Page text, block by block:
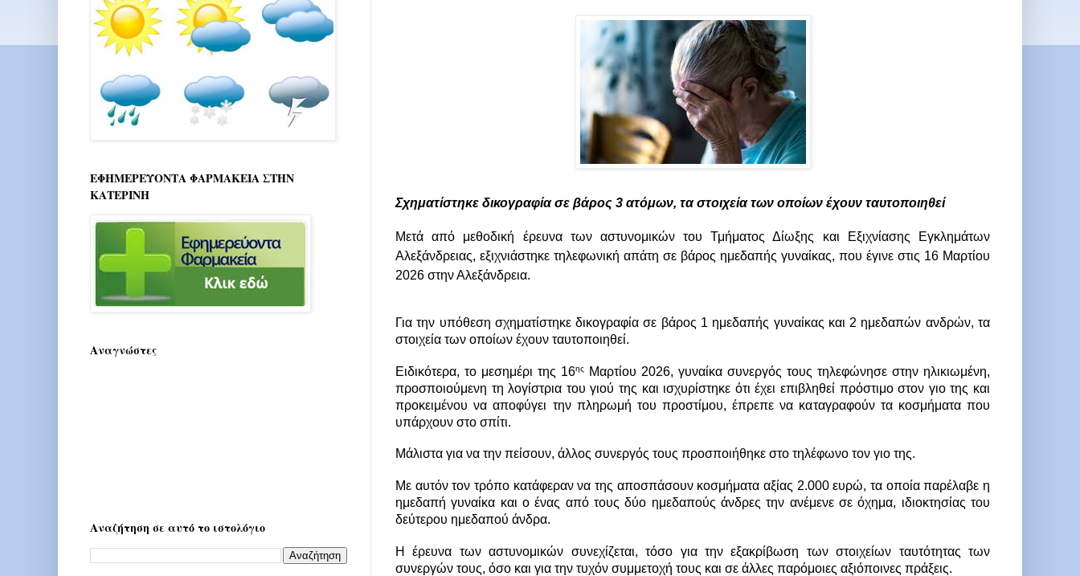
Σχηματίστηκε δικογραφία σε βάρος 3 ατόμων, τα στοιχεία των οποίων έχουν ταυτοποιηθεί
Μετά από μεθοδική έρευνα των αστυνομικών του Τμήματος Δίωξης και Εξιχνίασης Εγκλημάτων
Αλεξάνδρειας, εξιχνιάστηκε τηλεφωνική απάτη σε βάρος ημεδαπής γυναίκας, που έγινε στις 16 Μαρτίου
2026 στην Αλεξάνδρεια.
Για την υπόθεση σχηματίστηκε δικογραφία σε βάρος 1 ημεδαπής γυναίκας και 2 ημεδαπών ανδρών, τα
στοιχεία των οποίων έχουν ταυτοποιηθεί.
Ειδικότερα, το μεσημέρι της 16ης
Μαρτίου 2026, γυναίκα συνεργός τους τηλεφώνησε στην ηλικιωμένη,
προσποιούμενη τη λογίστρια του γιού της και ισχυρίστηκε ότι έχει επιβληθεί πρόστιμο στον γιο της και
προκειμένου να αποφύγει την πληρωμή του προστίμου, έπρεπε να καταγραφούν τα κοσμήματα που
υπάρχουν στο σπίτι.
Μάλιστα για να την πείσουν, άλλος συνεργός τους προσποιήθηκε στο τηλέφωνο τον γιο της.
Με αυτόν τον τρόπο κατάφεραν να της αποσπάσουν κοσμήματα αξίας 2.000 ευρώ, τα οποία παρέλαβε η
ημεδαπή γυναίκα και ο ένας από τους δύο ημεδαπούς άνδρες την ανέμενε σε όχημα, ιδιοκτησίας του
δεύτερου ημεδαπού άνδρα.
Η έρευνα των αστυνομικών συνεχίζεται, τόσο για την εξακρίβωση των στοιχείων ταυτότητας των
συνεργών τους, όσο και για την τυχόν συμμετοχή τους και σε άλλες παρόμοιες αξιόποινες πράξεις.
ΕΦΗΜΕΡΕΥΟΝΤΑ ΦΑΡΜΑΚΕΙΑ ΣΤΗΝ
ΚΑΤΕΡΙΝΗ
Αναγνώστες
Αναζήτηση σε αυτό το ιστολόγιο